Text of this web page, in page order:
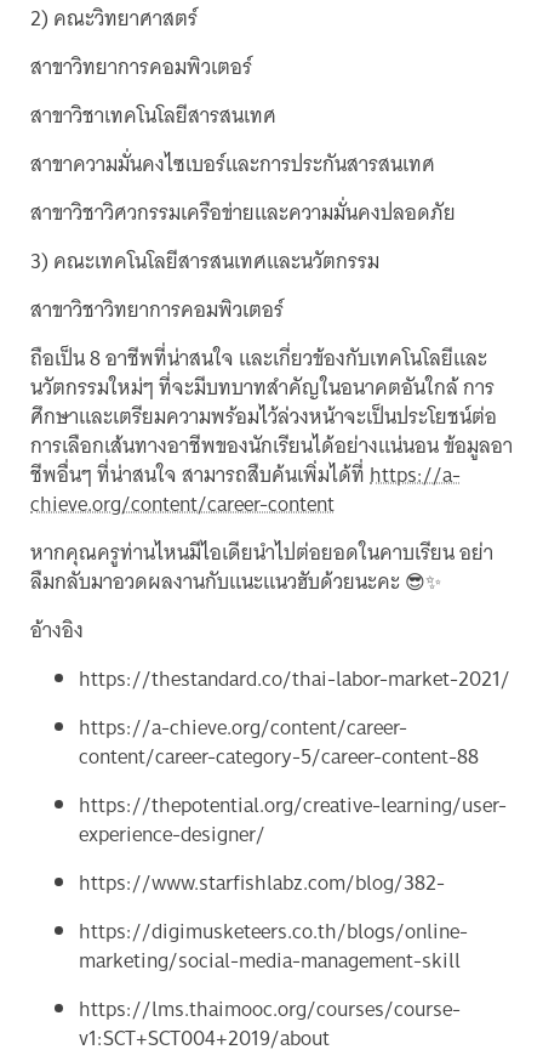
2) คณะวิทยาศาสตร์
สาขาวิทยาการคอมพิวเตอร์
สาขาวิชาเทคโนโลยีสารสนเทศ
สาขาความมั่นคงไซเบอร์และการประกันสารสนเทศ
สาขาวิชาวิศวกรรมเครือข่ายและความมั่นคงปลอดภัย
3) คณะเทคโนโลยีสารสนเทศและนวัตกรรม
สาขาวิชาวิทยาการคอมพิวเตอร์
ถือเป็น 8 อาชีพที่น่าสนใจ และเกี่ยวข้องกับเทคโนโลยีและ
นวัตกรรมใหม่ๆ ที่จะมีบทบาทสำคัญในอนาคตอันใกล้ การ
ศึกษาและเตรียมความพร้อมไว้ล่วงหน้าจะเป็นประโยชน์ต่อ
การเลือกเส้นทางอาชีพของนักเรียนได้อย่างแน่นอน ข้อมูลอา
ชีพอื่นๆ ที่น่าสนใจ สามารถสืบค้นเพิ่มได้ที่https://a-
chieve.org/content/career-content
หากคุณครูท่านไหนมีไอเดียนำไปต่อยอดในคาบเรียน อย่า
ลืมกลับมาอวดผลงานกับแนะแนวฮับด้วยนะคะ 😎✨
อ้างอิง
https://thestandard.co/thai-labor-market-2021/
https://a-chieve.org/content/career-
content/career-category-5/career-content-88
https://thepotential.org/creative-learning/user-
experience-designer/
https://www.starfishlabz.com/blog/382-
https://digimusketeers.co.th/blogs/online-
marketing/social-media-management-skill
https://lms.thaimooc.org/courses/course-
v1:SCT+SCT004+2019/about